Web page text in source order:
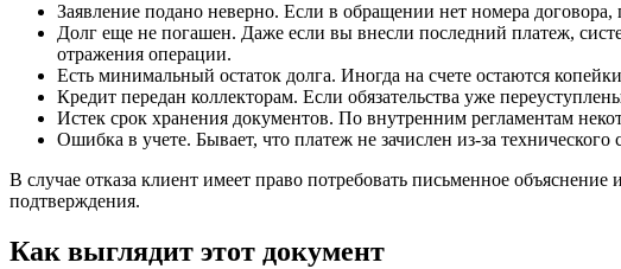
Заявление подано неверно. Если в обращении нет номера
Долг еще не погашен. Даже если вы внесли последний платеж,
отражения операции.
Есть минимальный остаток долга. Иногда на счете остаются
Кредит передан коллекторам. Если обязательства уже
Истек срок хранения документов. По внутренним регламентам
Ошибка в учете. Бывает, что платеж не зачислен из-за технического
В случае отказа клиент имеет право потребовать письменное
подтверждения.
Как выглядит этот документ